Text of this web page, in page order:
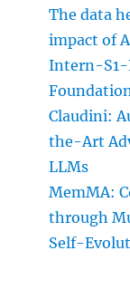
The data
impact of
Intern-S1-
Claudini:
the-Art
LLMs
MemMA:
through
Self-